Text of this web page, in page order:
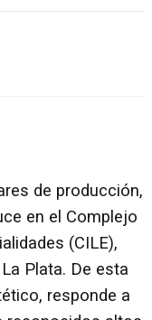
de producción,
en el Complejo
(CILE),
Plata. De esta
responde a